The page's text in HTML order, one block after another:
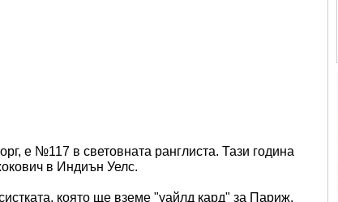
е №117 в световната ранглиста. Тази година
в Индиън Уелс.
която ще вземе "уайлд кард" за Париж.